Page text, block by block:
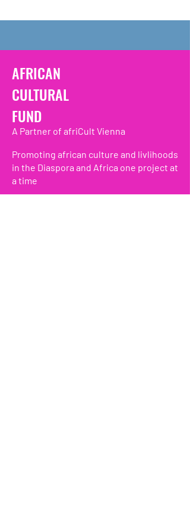
AFRICAN
CULTURAL
FUND
A Partner of afriCult Vienna
Promoting african culture and livlihoods
in the Diaspora and Africa one project at
a time